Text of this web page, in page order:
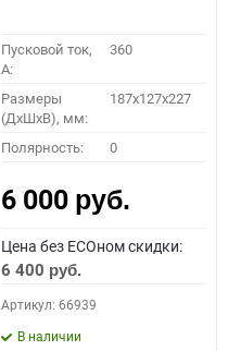
Пусковой ток,
A:
360
Размеры
(ДхШхВ), мм:
187x127x227
Полярность: 0
6 000 руб.
Цена без ECOном скидки:
6 400 руб.
Артикул: 66939
В наличии